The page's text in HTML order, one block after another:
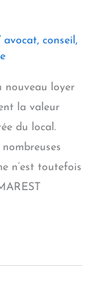
avocat, conseil ,
nouveau loyer
la valeur
du local.
n’est toutefois